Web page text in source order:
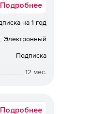
в
Подробнее
на 1 год
Электронный
Подписка
12 мес.
Подробнее